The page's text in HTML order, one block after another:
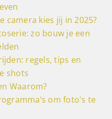
camera kies jij in 2025?
zo bouw je een
regels, tips en
shots
Waarom?
om foto's te